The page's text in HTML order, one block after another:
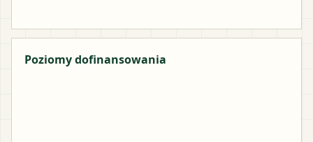
Poziomy dofinansowania